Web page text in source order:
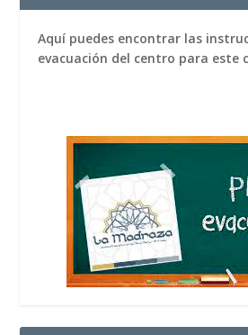
Aquí puedes encontrar las
evacuación del centro para este